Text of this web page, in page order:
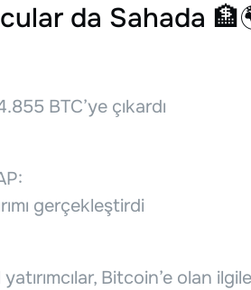
da Sahada
BTC’ye çıkardı
gerçekleştirdi
Bitcoin’e olan